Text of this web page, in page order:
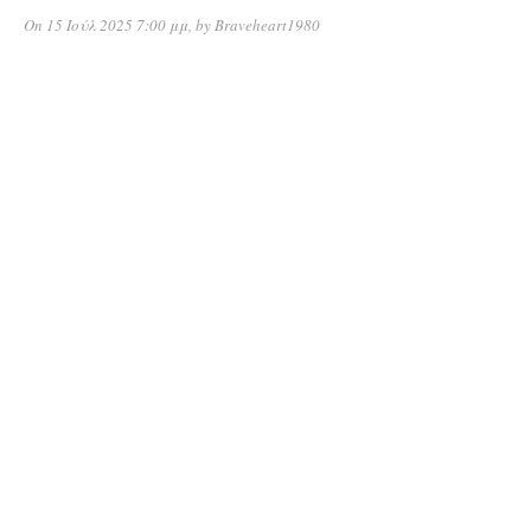
On 15 Ιούλ 2025 7:00 μμ, byBraveheart1980